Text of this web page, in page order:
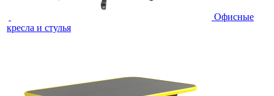
Офисные
кресла и стулья